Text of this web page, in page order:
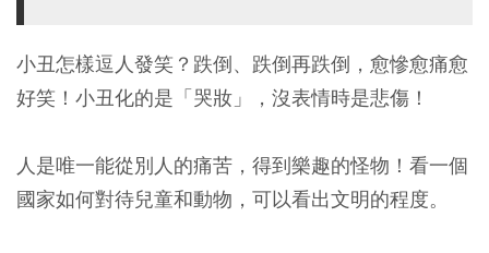
小丑怎樣逗人發笑？跌倒、跌倒再跌倒，愈慘愈痛愈
好笑！小丑化的是「哭妝」，沒表情時是悲傷！
人是唯一能從別人的痛苦，得到樂趣的怪物！看一個
國家如何對待兒童和動物，可以看出文明的程度。